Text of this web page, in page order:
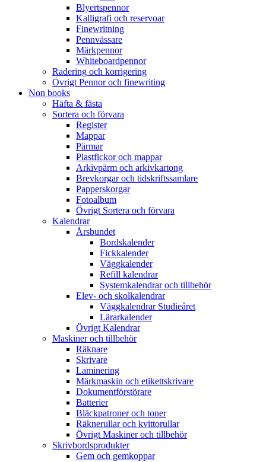
Blyertspennor
Kalligrafi och reservoar
Finewritning
Pennvässare
Märkpennor
Whiteboardpennor
Radering och korrigering
Övrigt Pennor och finewriting
Non books
Häfta & fästa
Sortera och förvara
Register
Mappar
Pärmar
Plastfickor och mappar
Arkivpärm och arkivkartong
Brevkorgar och tidskriftssamlare
Papperskorgar
Fotoalbum
Övrigt Sortera och förvara
Kalendrar
Årsbundet
Bordskalender
Fickkalender
Väggkalender
Refill kalendrar
Systemkalendrar och tillbehör
Elev- och skolkalendrar
Väggkalendrar Studieåret
Lärarkalender
Övrigt Kalendrar
Maskiner och tillbehör
Räknare
Skrivare
Laminering
Märkmaskin och etikettskrivare
Dokumentförstörare
Batterier
Bläckpatroner och toner
Räknerullar och kvittorullar
Övrigt Maskiner och tillbehör
Skrivbordsprodukter
Gem och gemkoppar